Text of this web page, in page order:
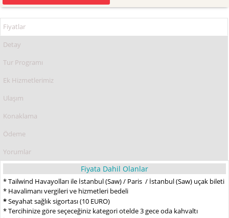
Fiyatlar
Detay
Tur Programı
Ek Hizmetlerimiz
Ulaşım
Konaklama
Ödeme
Yorumlar
Fiyata Dahil Olanlar
* Tailwind Havayolları ile İstanbul (Saw) / Paris / İstanbul (Saw) uçak bileti
* Havalimanı vergileri ve hizmetleri bedeli
*Seyahat sağlık sigortası (10 EURO)
* Tercihinize göre seçeceğiniz kategori otelde 3 gece oda kahvaltı